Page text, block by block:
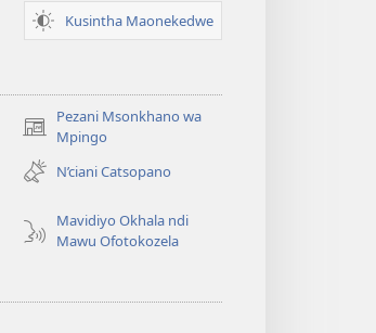
Kusintha Maonekedwe
Pezani Msonkhano wa
Mpingo
(opens
new
window)N’ciani Catsopano
Mavidiyo Okhala ndi
Mawu Ofotokozela